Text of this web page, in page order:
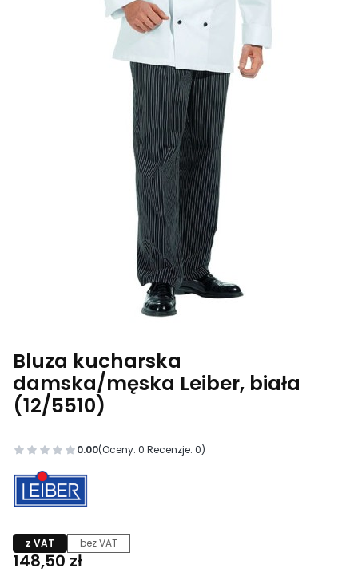
Bluza kucharska
damska/męska Leiber, biała
(12/5510)
0.00(Oceny: 0 Recenzje: 0)
z VAT bez VAT
Cena
148,50 zł